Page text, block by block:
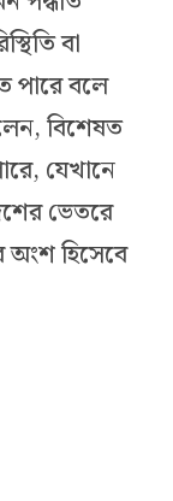
বা
পারে বলে
বিশেষত
যেখানে
ভেতরে
অংশ হিসেবে